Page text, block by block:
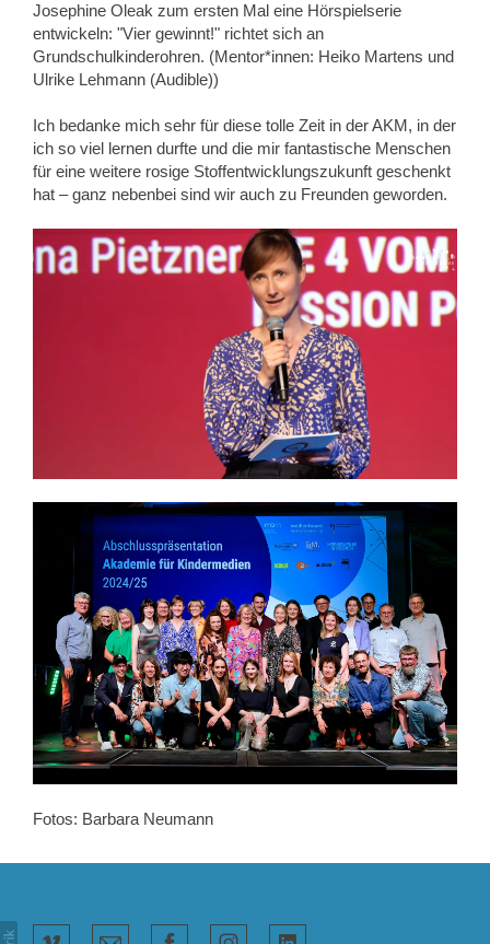
Josephine Oleak zum ersten Mal eine Hörspielserie
entwickeln: "Vier gewinnt!" richtet sich an
Grundschulkinderohren. (Mentor*innen: Heiko Martens und
Ulrike Lehmann (Audible))
Ich bedanke mich sehr für diese tolle Zeit in der AKM, in der
ich so viel lernen durfte und die mir fantastische Menschen
für eine weitere rosige Stoffentwicklungszukunft geschenkt
hat – ganz nebenbei sind wir auch zu Freunden geworden.
Fotos: Barbara Neumann